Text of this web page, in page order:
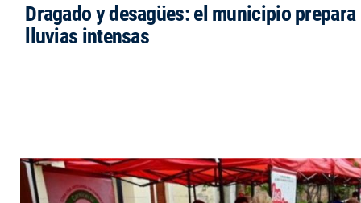
Dragado y desagües: el municipio
lluvias intensas